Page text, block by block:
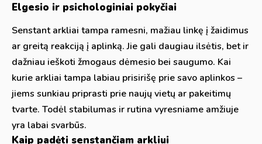
Elgesio ir psichologiniai pokyčiai
Senstant arkliai tampa ramesni, mažiau linkę į žaidimus
ar greitą reakciją į aplinką. Jie gali daugiau ilsėtis, bet ir
dažniau ieškoti žmogaus dėmesio bei saugumo. Kai
kurie arkliai tampa labiau prisirišę prie savo aplinkos –
jiems sunkiau priprasti prie naujų vietų ar pakeitimų
tvarte. Todėl stabilumas ir rutina vyresniame amžiuje
yra labai svarbūs.
Kaip padėti senstančiam arkliui